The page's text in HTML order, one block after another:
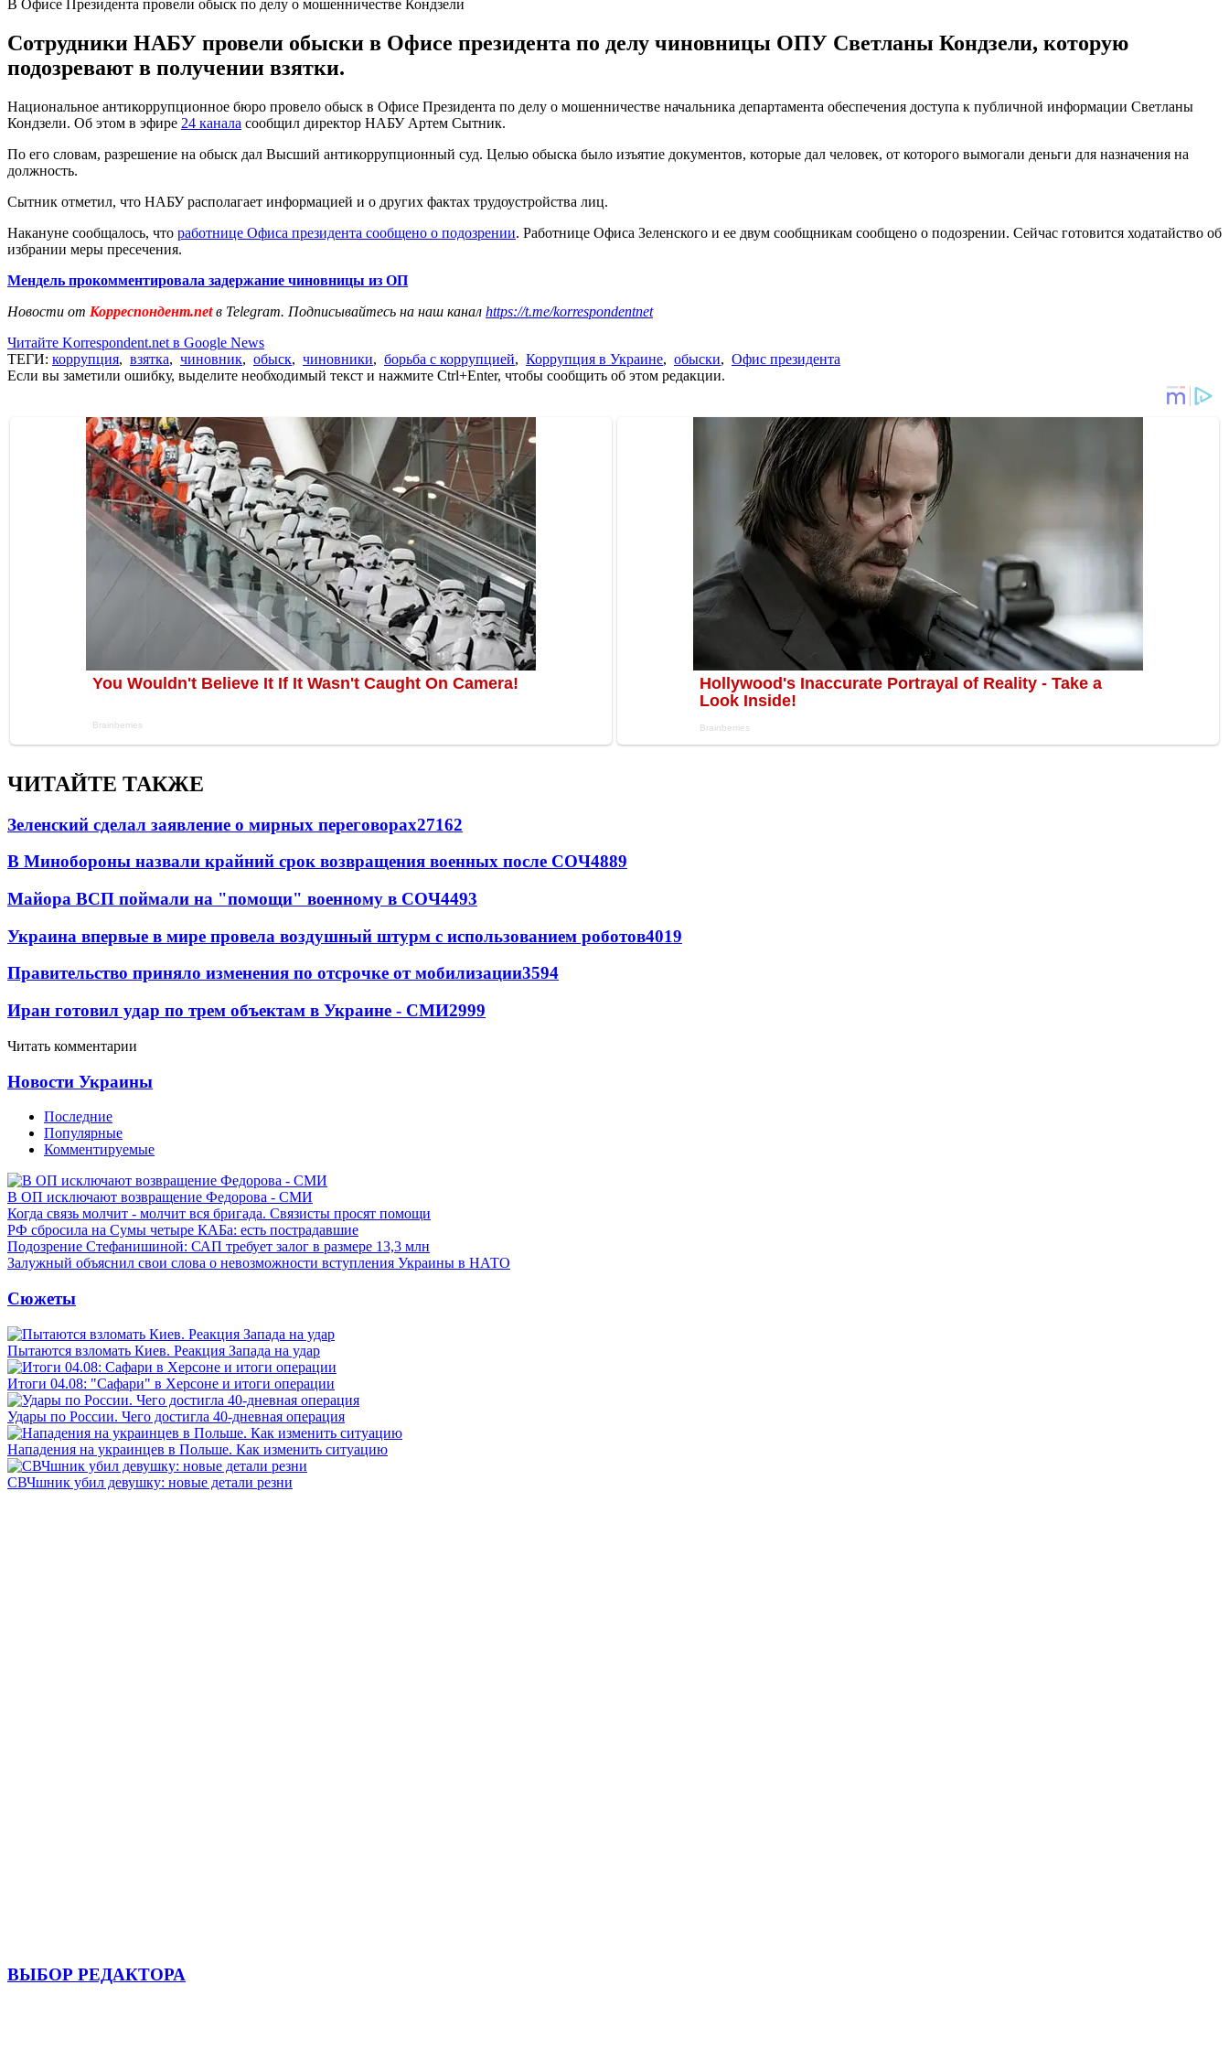
В Офисе Президента провели обыск по делу о мошенничестве Кондзели
Сотрудники НАБУ провели обыски в Офисе президента по делу чиновницы ОПУ Светланы Кондзели, которую
подозревают в получении взятки.
Национальное антикоррупционное бюро провело обыск в Офисе Президента по делу о мошенничестве начальника департамента обеспечения доступа к публичной информации Светланы
Кондзели. Об этом в эфире 24 канала сообщил директор НАБУ Артем Сытник.
По его словам, разрешение на обыск дал Высший антикоррупционный суд. Целью обыска было изъятие документов, которые дал человек, от которого вымогали деньги для назначения на
должность.
Сытник отметил, что НАБУ располагает информацией и о других фактах трудоустройства лиц.
Накануне сообщалось, что работнице Офиса президента сообщено о подозрении. Работнице Офиса Зеленского и ее двум сообщникам сообщено о подозрении. Сейчас готовится ходатайство об
избрании меры пресечения.
Мендель прокомментировала задержание чиновницы из ОП
Новости от Корреспондент.netв Telegram. Подписывайтесь на наш канал https://t.me/korrespondentnet
Читайте Korrespondent.net в Google News
ТЕГИ: коррупция, взятка, чиновник, обыск, чиновники, борьба с коррупцией, Коррупция в Украине, обыски, Офис президента
Если вы заметили ошибку, выделите необходимый текст и нажмите Ctrl+Enter, чтобы сообщить об этом редакции.
ЧИТАЙТЕ ТАКЖЕ
Зеленский сделал заявление о мирных переговорах27162
В Минобороны назвали крайний срок возвращения военных после СОЧ4889
Майора ВСП поймали на "помощи" военному в СОЧ4493
Украина впервые в мире провела воздушный штурм с использованием роботов4019
Правительство приняло изменения по отсрочке от мобилизации3594
Иран готовил удар по трем объектам в Украине - СМИ2999
Читать комментарии
Новости Украины
Последние
Популярные
Комментируемые
В ОП исключают возвращение Федорова - СМИ
Когда связь молчит - молчит вся бригада. Связисты просят помощи
РФ сбросила на Сумы четыре КАБа: есть пострадавшие
Подозрение Стефанишиной: САП требует залог в размере 13,3 млн
Залужный объяснил свои слова о невозможности вступления Украины в НАТО
Сюжеты
Пытаются взломать Киев. Реакция Запада на удар
Итоги 04.08: "Сафари" в Херсоне и итоги операции
Удары по России. Чего достигла 40-дневная операция
Нападения на украинцев в Польше. Как изменить ситуацию
СВЧшник убил девушку: новые детали резни
ВЫБОР РЕДАКТОРА